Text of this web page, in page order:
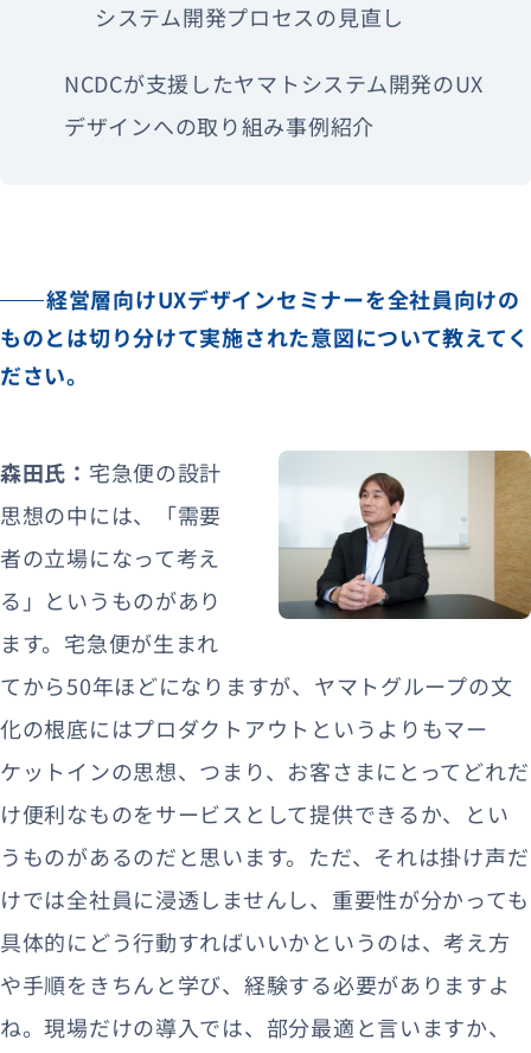
システム開発プロセスの見直し
NCDCが支援したヤマトシステム開発のUX
デザインへの取り組み事例紹介
経営層向けUXデザインセミナーを全社員向けの
ものとは切り分けて実施された意図について教えてく
ださい。
森田氏： 宅急便の設計
思想の中には、「需要
者の立場になって考え
る」というものがあり
ます。宅急便が生まれ
てから50年ほどになりますが、ヤマトグループの文
化の根底にはプロダクトアウトというよりもマー
ケットインの思想、つまり、お客さまにとってどれだ
け便利なものをサービスとして提供できるか、とい
うものがあるのだと思います。ただ、それは掛け声だ
けでは全社員に浸透しませんし、重要性が分かっても
具体的にどう行動すればいいかというのは、考え方
や手順をきちんと学び、経験する必要がありますよ
ね。現場だけの導入では、部分最適と言いますか、